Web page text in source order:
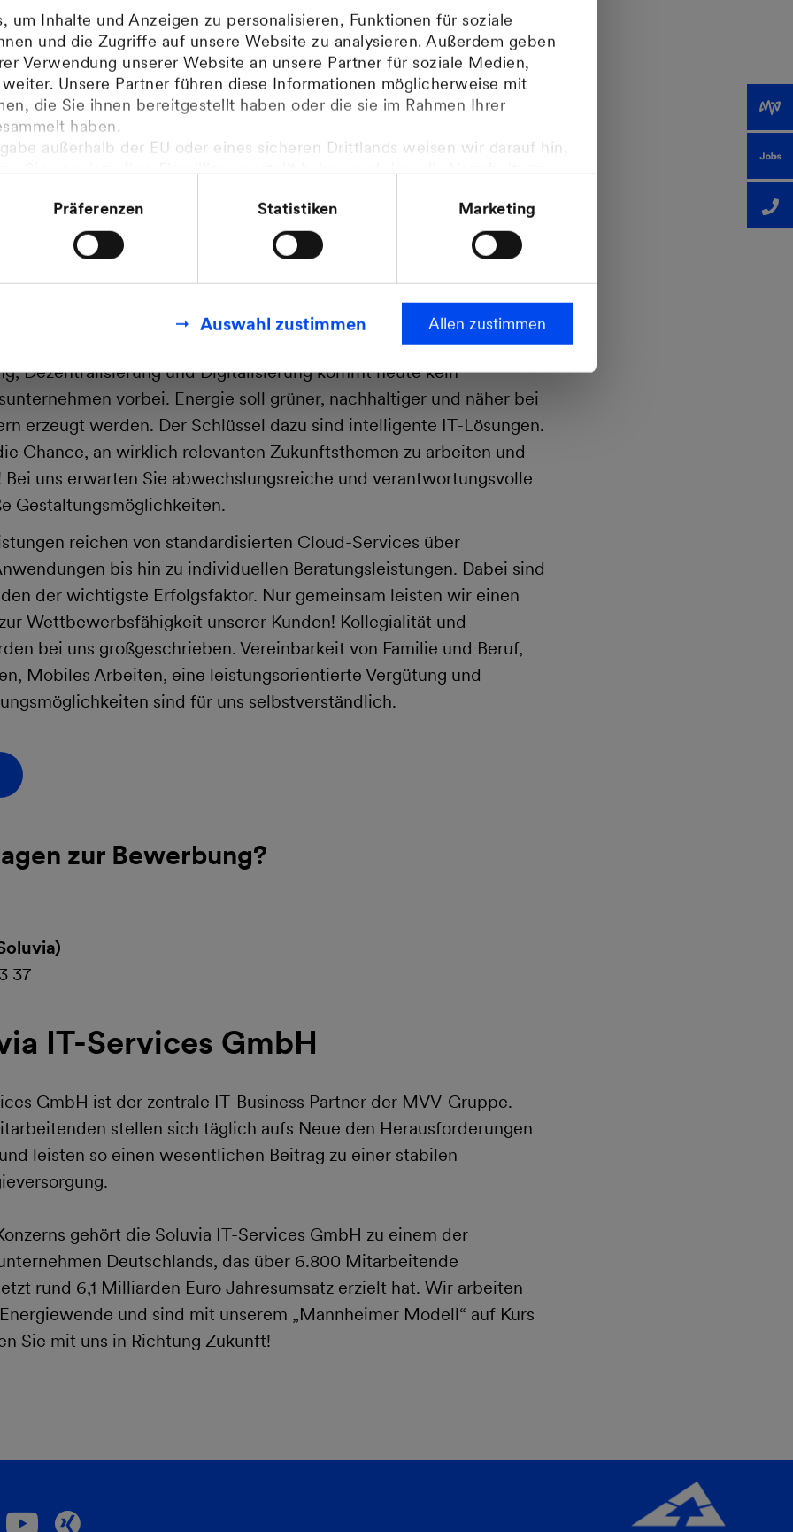
um Inhalte und Anzeigen zu personalisieren, Funktionen für soziale
und die Zugriffe auf unsere Website zu analysieren. Außerdem geben
Verwendung unserer Website an unsere Partner für soziale Medien,
Unsere Partner führen diese Informationen möglicherweise mit
die Sie ihnen bereitgestellt haben oder die sie im Rahmen Ihrer
haben.
außerhalb der EU oder eines sicheren Drittlands weisen wir darauf hin,
(Fall C-311/18), sogenanntes Schrems II Urteil steht.
Sie in unseren
Datenschutzhinweisen
Präferenzen Statistiken Marketing
Auswahl zustimmen Allen zustimmen
Studium der Informatik, Wirtschaftsinformatik oder eine
Berufserfahrung
Modulen FI und CO
Vorteil
Koordination und im Projektmanagement
und Integration von SAP-Architekturen/Lösungen
und gute Englischkenntnisse
Sie sich freuen:
Dezentralisierung und Digitalisierung kommt heute kein
vorbei. Energie soll grüner, nachhaltiger und näher bei
erzeugt werden. Der Schlüssel dazu sind intelligente IT-Lösungen.
Chance, an wirklich relevanten Zukunftsthemen zu arbeiten und
Bei uns erwarten Sie abwechslungsreiche und verantwortungsvolle
Gestaltungsmöglichkeiten.
reichen von standardisierten Cloud-Services über
bis hin zu individuellen Beratungsleistungen. Dabei sind
der wichtigste Erfolgsfaktor. Nur gemeinsam leisten wir einen
Wettbewerbsfähigkeit unserer Kunden! Kollegialität und
bei uns großgeschrieben. Vereinbarkeit von Familie und Beruf,
Mobiles Arbeiten, eine leistungsorientierte Vergütung und
sind für uns selbstverständlich.
zur Bewerbung?
37
IT-Services GmbH
GmbH ist der zentrale IT-Business Partner der MVV-Gruppe.
stellen sich täglich aufs Neue den Herausforderungen
leisten so einen wesentlichen Beitrag zu einer stabilen
gehört die Soluvia IT-Services GmbH zu einem der
Deutschlands, das über 6.800 Mitarbeitende
rund 6,1 Milliarden Euro Jahresumsatz erzielt hat. Wir arbeiten
und sind mit unserem „Mannheimer Modell“ auf Kurs
Sie mit uns in Richtung Zukunft!